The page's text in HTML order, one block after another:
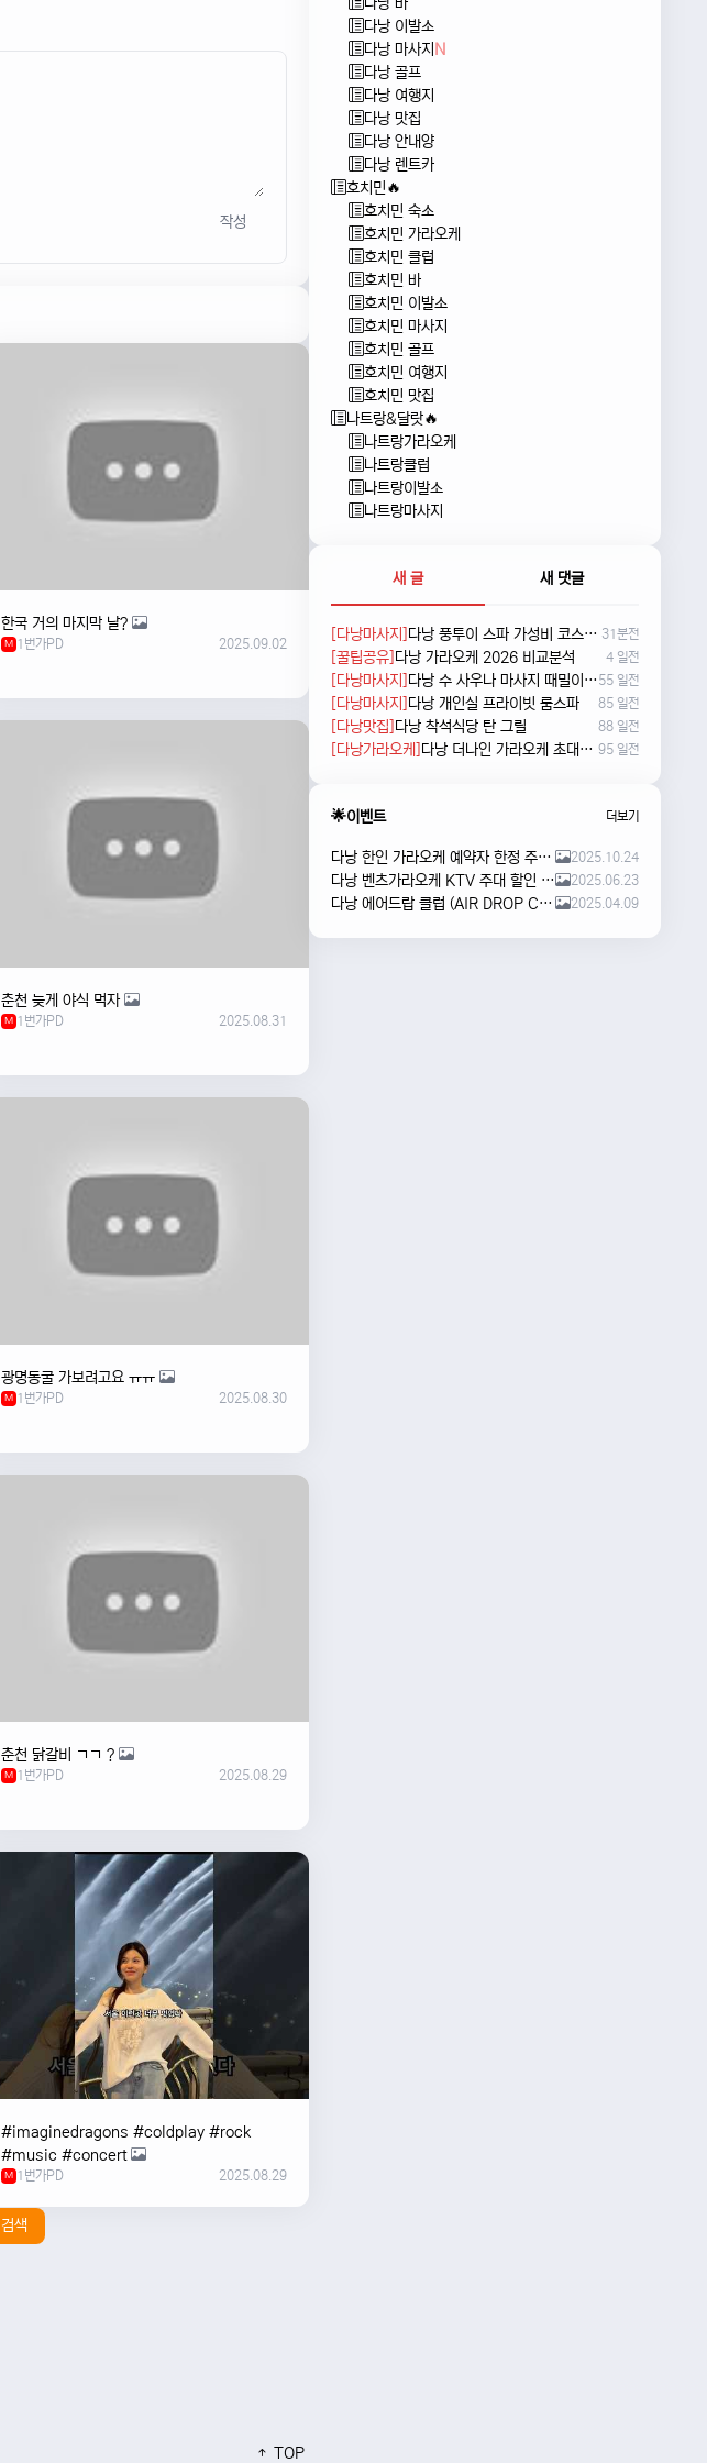
작성
한국 거의 마지막 날?
M 1번가PD 2025.09.02
춘천 늦게 야식 먹자
M 1번가PD 2025.08.31
광명동굴 가보려고요 ㅠㅠ
M 1번가PD 2025.08.30
춘천 닭갈비 ㄱㄱ ?
M 1번가PD 2025.08.29
#imaginedragons #coldplay #rock
#music #concert
M 1번가PD 2025.08.29
검색
다낭 이발소
다낭 마사지 N
다낭 골프
다낭 여행지
다낭 맛집
다낭 안내양
다낭 렌트카
호치민🔥
호치민 숙소
호치민 가라오케
호치민 클럽
호치민 바
호치민 이발소
호치민 마사지
호치민 골프
호치민 여행지
호치민 맛집
나트랑&달랏🔥
나트랑가라오케
나트랑클럽
나트랑이발소
나트랑마사지
새 글 새 댓글
[다낭마사지] 다낭 풍투이 스파 가성비 코스 새로 나왔네요 31분전
[꿀팁공유] 다낭 가라오케 2026 비교분석 4 일전
[다낭마사지] 다낭 수 사우나 마사지 때밀이 및 누루 예약방법 55 일전
[다낭마사지] 다낭 개인실 프라이빗 룸스파 85 일전
[다낭맛집] 다낭 착석식당 탄 그릴 88 일전
[다낭가라오케] 다낭 더나인 가라오케 초대형 신상 karaoke 95 일전
🌟이벤트 더보기
다낭 한인 가라오케 예약자 한정 주류 이벤트 안내 2025.10.24
다낭 벤츠가라오케 KTV 주대 할인 해피아워 이벤트 2025.06.23
다낭 에어드랍 클럽 (AIR DROP CLUB) 오픈 이벤트!! 2025.04.09
TOP